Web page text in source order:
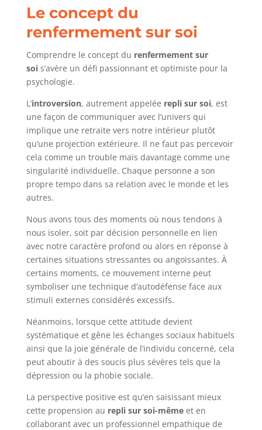
Le concept du
renfermement sur soi
Comprendre le concept du renfermement sur
sois’avère un défi passionnant et optimiste pour la
psychologie.
L’introversion, autrement appelée repli sur soi, est
une façon de communiquer avec l’univers qui
implique une retraite vers notre intérieur plutôt
qu’une projection extérieure. Il ne faut pas percevoir
cela comme un trouble mais davantage comme une
singularité individuelle. Chaque personne a son
propre tempo dans sa relation avec le monde et les
autres.
Nous avons tous des moments où nous tendons à
nous isoler, soit par décision personnelle en lien
avec notre caractère profond ou alors en réponse à
certaines situations stressantes ou angoissantes. À
certains moments, ce mouvement interne peut
symboliser une technique d’autodéfense face aux
stimuli externes considérés excessifs.
Néanmoins, lorsque cette attitude devient
systématique et gêne les échanges sociaux habituels
ainsi que la joie générale de l’individu concerné, cela
peut aboutir à des soucis plus sévères tels que la
dépression ou la phobie sociale.
La perspective positive est qu’en saisissant mieux
cette propension au repli sur soi-mêmeet en
collaborant avec un professionnel empathique de